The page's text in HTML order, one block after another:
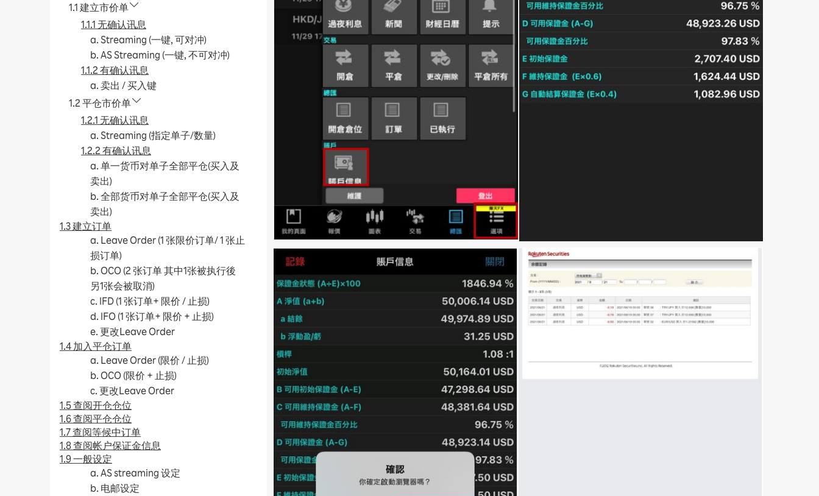
1.1 建立市价单
1.1.1 无确认讯息
a. Streaming (一键, 可对冲)
b. AS Streaming (一键, 不可对冲)
1.1.2 有确认讯息
a. 卖出 / 买入键
1.2 平仓市价单
1.2.1 无确认讯息
a. Streaming (指定单子/数量)
1.2.2 有确认讯息
a. 单一货币对单子全部平仓(买入及
卖出)
b. 全部货币对单子全部平仓(买入及
卖出)
1.3 建立订单
a. Leave Order (1 张限价订单/ 1 张止
损订单)
b. OCO (2 张订单 其中1张被执行後
另1张会被取消)
c. IFD (1 张订单+ 限价 / 止损)
d. IFO (1 张订单+ 限价 + 止损)
e. 更改Leave Order
1.4 加入平仓订单
a. Leave Order (限价 / 止损)
b. OCO (限价 + 止损)
c. 更改Leave Order
1.5 查阅开仓仓位
1.6 查阅平仓仓位
1.7 查阅等候中订单
1.8 查阅帐户保证金信息
1.9 一般设定
a. AS streaming 设定
b. 电邮设定